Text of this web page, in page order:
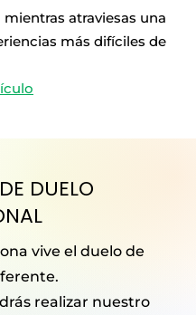
atraviesas una
más difíciles de
DUELO
vive el duelo de
realizar nuestro